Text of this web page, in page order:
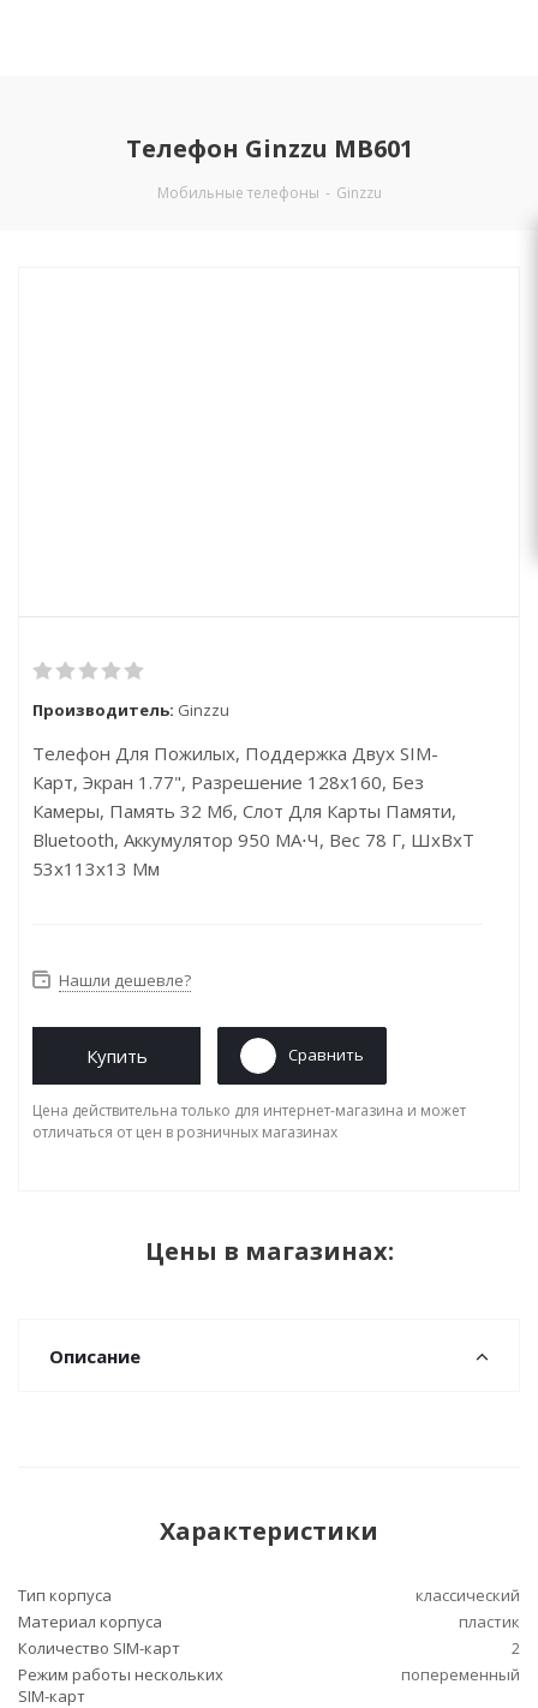
Телефон Ginzzu MB601
Мобильные телефоны - Ginzzu
Производитель: Ginzzu
Телефон Для Пожилых, Поддержка Двух SIM-
Карт, Экран 1.77", Разрешение 128x160, Без
Камеры, Память 32 Мб, Слот Для Карты Памяти,
Bluetooth, Аккумулятор 950 МА⋅ч, Вес 78 Г, ШxВxТ
53x113x13 Мм
Нашли дешевле?
Купить Сравнить
Цена действительна только для интернет-магазина и может
отличаться от цен в розничных магазинах
Цены в магазинах:
Описание
Характеристики
Тип корпуса
классический
Материал корпуса
пластик
Количество SIM-карт
2
Режим работы нескольких
SIM-карт
попеременный